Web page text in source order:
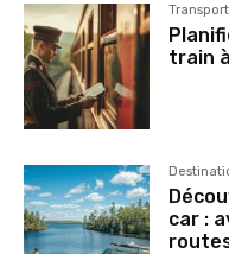
Transport
train
car :